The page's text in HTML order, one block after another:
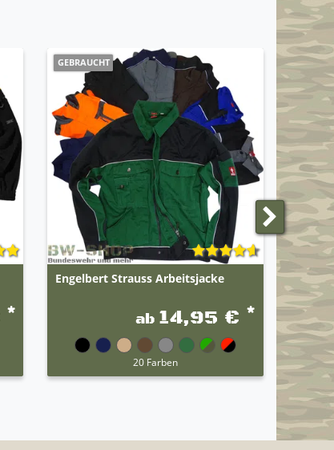
*
GEBRAUCHT
Engelbert Strauss Arbeitsjacke
ab 14,95 € *
20 Farben